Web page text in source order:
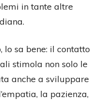
in tante altre
lo sa bene: il contatto
stimola non solo le
anche a sviluppare
la pazienza,